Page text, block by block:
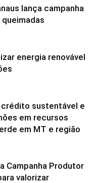
lança campanha
energia renovável
sustentável e
em recursos
em MT e região
Campanha Produtor
valorizar